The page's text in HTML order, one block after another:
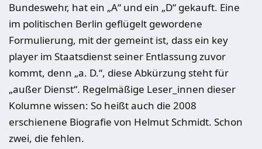
Bundeswehr, hat ein „A“ und ein „D“ gekauft. Eine
im politischen Berlin geflügelt gewordene
Formulierung, mit der gemeint ist, dass ein key
player im Staatsdienst seiner Entlassung zuvor
kommt, denn „a. D.“, diese Abkürzung steht für
„außer Dienst“. Regelmäßige Leser_innen dieser
Kolumne wissen: So heißt auch die 2008
erschienene Biografie von Helmut Schmidt. Schon
zwei, die fehlen.